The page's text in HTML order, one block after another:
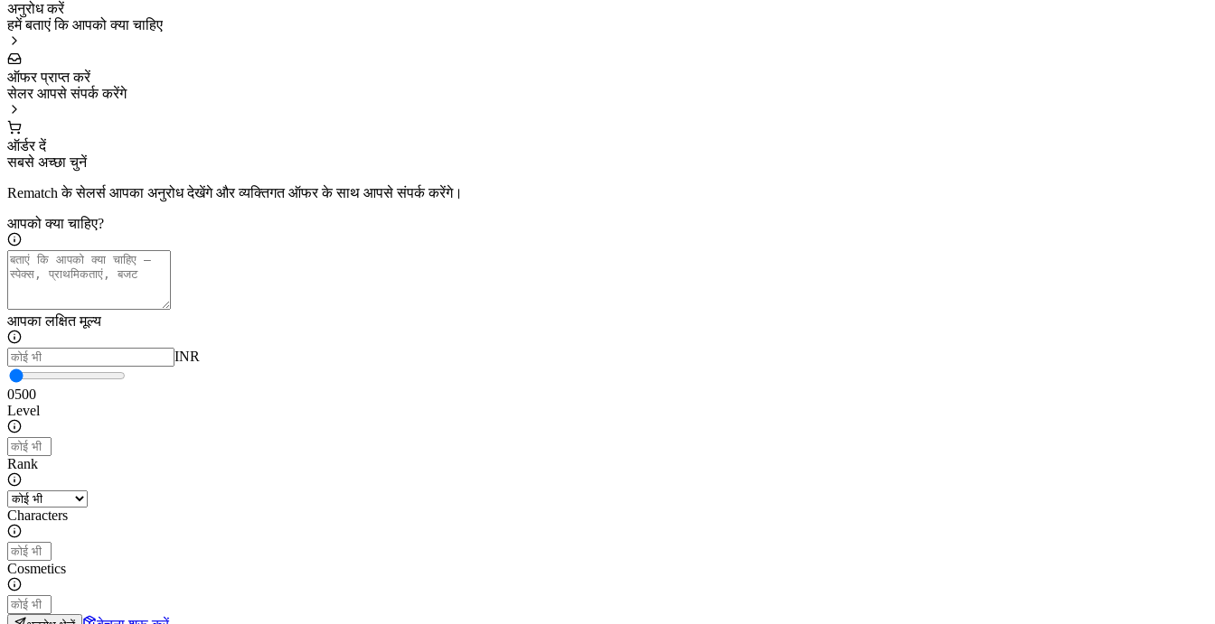
अनुरोध करें
हमें बताएं कि आपको क्या चाहिए
ऑफर प्राप्त करें
सेलर आपसे संपर्क करेंगे
ऑर्डर दें
सबसे अच्छा चुनें
Rematch के सेलर्स आपका अनुरोध देखेंगे और व्यक्तिगत ऑफर के साथ आपसे संपर्क करेंगे।
आपको क्या चाहिए?
आपका लक्षित मूल्य
INR
0500
Level
Rank
Characters
Cosmetics